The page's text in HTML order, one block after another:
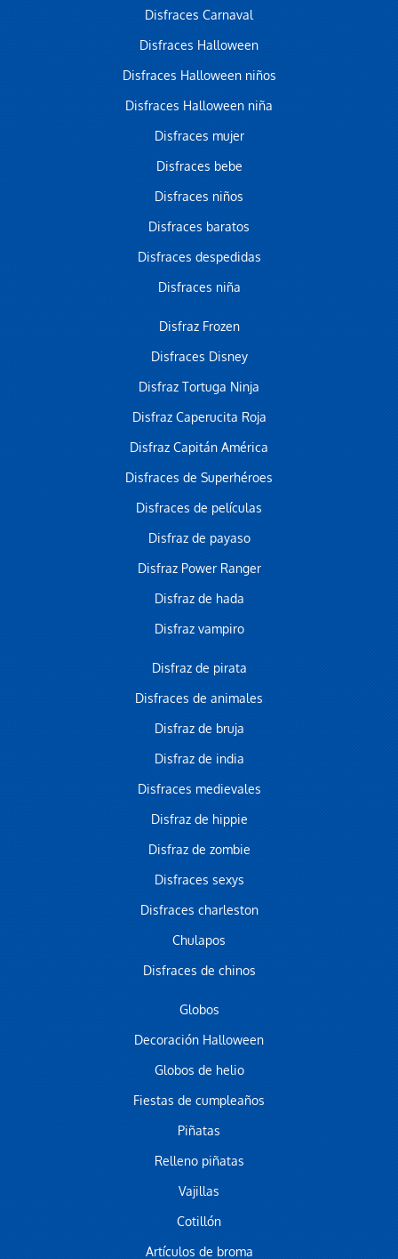
Disfraces Carnaval
Disfraces Halloween
Disfraces Halloween niños
Disfraces Halloween niña
Disfraces mujer
Disfraces bebe
Disfraces niños
Disfraces baratos
Disfraces despedidas
Disfraces niña
Disfraz Frozen
Disfraces Disney
Disfraz Tortuga Ninja
Disfraz Caperucita Roja
Disfraz Capitán América
Disfraces de Superhéroes
Disfraces de películas
Disfraz de payaso
Disfraz Power Ranger
Disfraz de hada
Disfraz vampiro
Disfraz de pirata
Disfraces de animales
Disfraz de bruja
Disfraz de india
Disfraces medievales
Disfraz de hippie
Disfraz de zombie
Disfraces sexys
Disfraces charleston
Chulapos
Disfraces de chinos
Globos
Decoración Halloween
Globos de helio
Fiestas de cumpleaños
Piñatas
Relleno piñatas
Vajillas
Cotillón
Artículos de broma